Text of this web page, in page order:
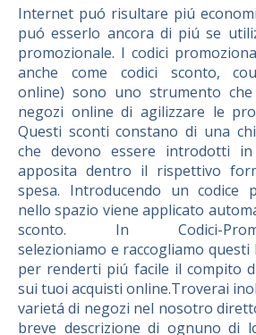
Internet puó risultare piú
puó esserlo ancora di piú se
promozionale. I codici
anche come codici sconto,
online) sono uno strumento
negozi online di agilizzare le
Questi sconti constano di una
che devono essere introdotti
apposita dentro il rispettivo
spesa. Introducendo un codice
nello spazio viene applicato
sconto. In Codici-
selezioniamo e raccogliamo
per renderti piú facile il compito
sui tuoi acquisti online.Troverai
varietá di negozi nel nosotro
breve descrizione di ognuno di